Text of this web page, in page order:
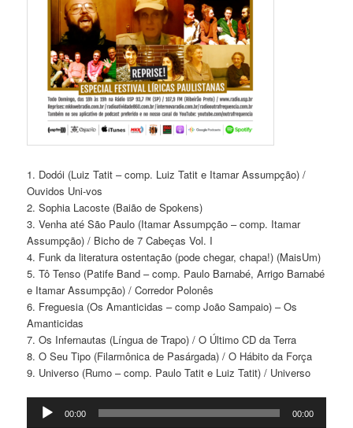
1. Dodói (Luiz Tatit – comp. Luiz Tatit e Itamar Assumpção) /
Ouvidos Uni-vos
2. Sophia Lacoste (Baião de Spokens)
3. Venha até São Paulo (Itamar Assumpção – comp. Itamar
Assumpção) / Bicho de 7 Cabeças Vol. I
4. Funk da literatura ostentação (pode chegar, chapa!) (MaisUm)
5. Tô Tenso (Patife Band – comp. Paulo Barnabé, Arrigo Barnabé
e Itamar Assumpção) / Corredor Polonês
6. Freguesia (Os Amanticidas – comp João Sampaio) – Os
Amanticidas
7. Os Infernautas (Língua de Trapo) / O Último CD da Terra
8. O Seu Tipo (Filarmônica de Pasárgada) / O Hábito da Força
9. Universo (Rumo – comp. Paulo Tatit e Luiz Tatit) / Universo
Tocador
00:00 00:00